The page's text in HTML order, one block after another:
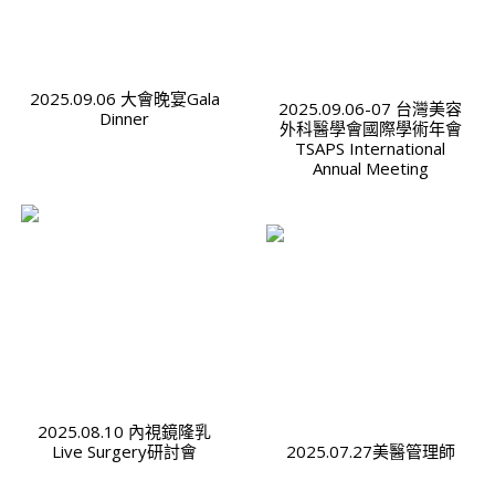
2025.09.06 大會晚宴Gala
Dinner
2025.09.06-07 台灣美容
外科醫學會國際學術年會
TSAPS International
Annual Meeting
2025.08.10 內視鏡隆乳
Live Surgery研討會
2025.07.27美醫管理師